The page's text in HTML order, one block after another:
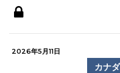
2026年5月11日
カナダ